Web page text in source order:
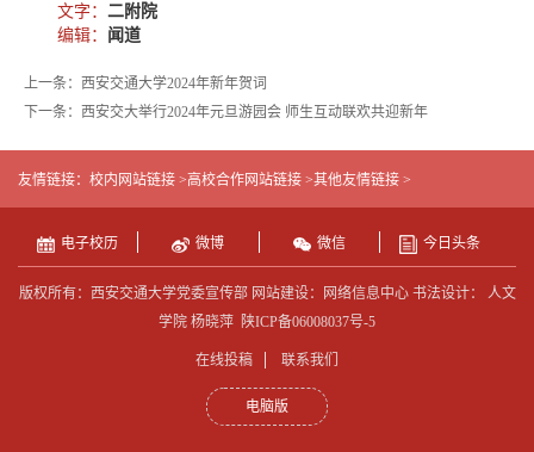
文字： 二附院
编辑： 闻道
上一条：西安交通大学2024年新年贺词
下一条：西安交大举行2024年元旦游园会 师生互动联欢共迎新年
友情链接： 校内网站链接 >高校合作网站链接 >其他友情链接 >
电子校历 微博 微信 今日头条
版权所有：西安交通大学党委宣传部 网站建设：网络信息中心 书法设计： 人文
学院 杨晓萍 陕ICP备06008037号-5
在线投稿 联系我们
电脑版